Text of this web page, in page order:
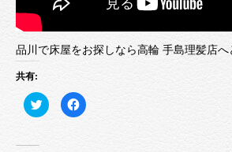
品川で床屋をお探しなら高輪 手島理髪店へ
共有:
ク
リ
Facebook
で